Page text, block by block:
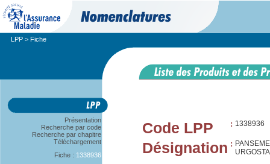
LPP > Fiche
Présentation
Recherche par code
Recherche par chapitre
Téléchargement
Fiche : 1338936
Code LPP : 1338936
Désignation :